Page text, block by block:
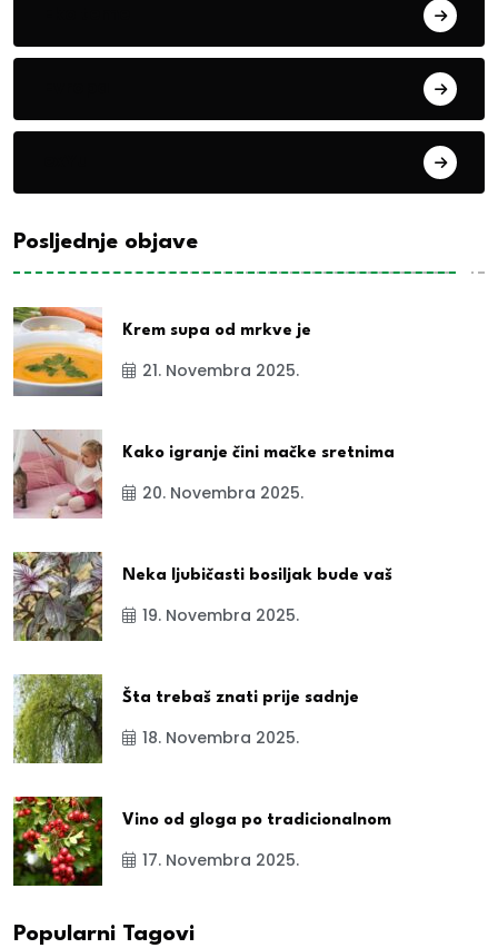
Posljednje objave
Krem supa od mrkve je
21. Novembra 2025.
Kako igranje čini mačke sretnima
20. Novembra 2025.
Neka ljubičasti bosiljak bude vaš
19. Novembra 2025.
Šta trebaš znati prije sadnje
18. Novembra 2025.
Vino od gloga po tradicionalnom
17. Novembra 2025.
Popularni Tagovi